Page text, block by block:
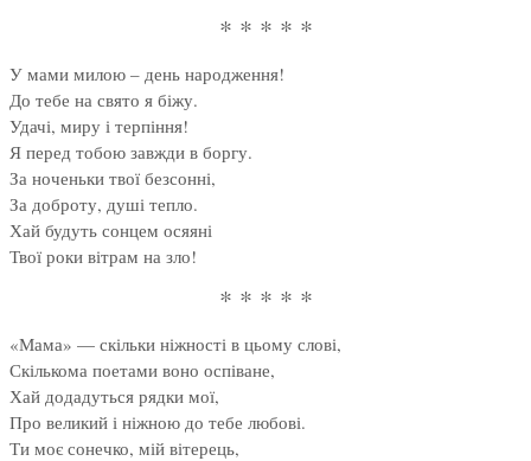
* * * * *
У мами милою – день народження!
До тебе на свято я біжу.
Удачі, миру і терпіння!
Я перед тобою завжди в боргу.
За ноченьки твої безсонні,
За доброту, душі тепло.
Хай будуть сонцем осяяні
Твої роки вітрам на зло!
* * * * *
«Мама» — скільки ніжності в цьому слові,
Скількома поетами воно оспіване,
Хай додадуться рядки мої,
Про великий і ніжною до тебе любові.
Ти моє сонечко, мій вітерець,